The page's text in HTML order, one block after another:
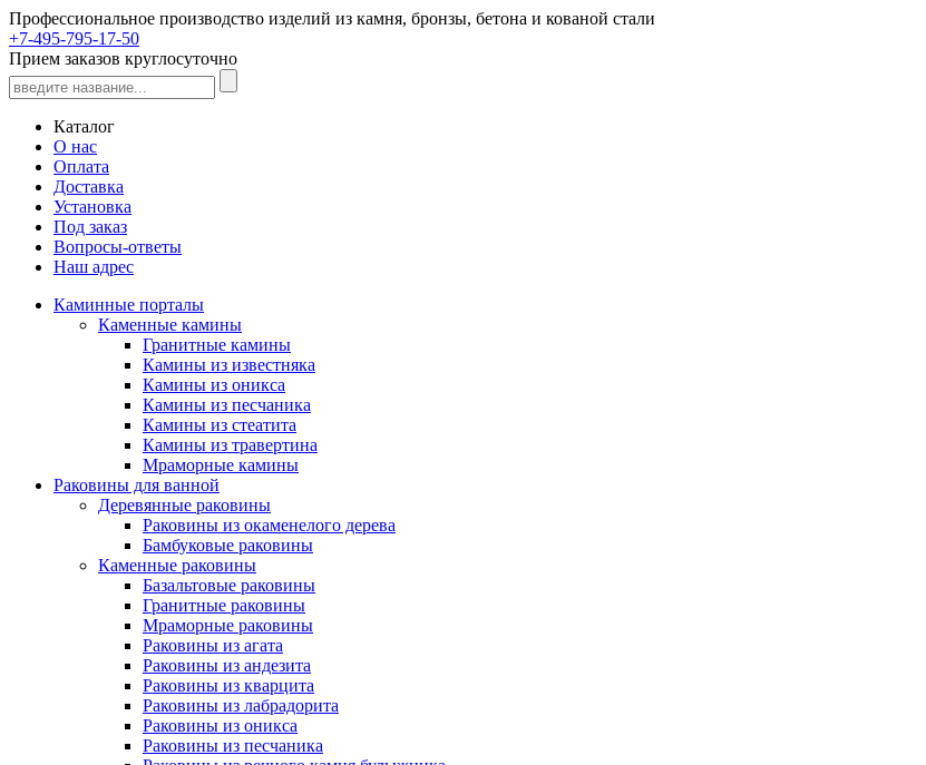
Профессиональное производство изделий из камня, бронзы, бетона и кованой стали
+7-495-795-17-50
Прием заказов круглосуточно
Каталог
О нас
Оплата
Доставка
Установка
Под заказ
Вопросы-ответы
Наш адрес
Каминные порталы
Каменные камины
Гранитные камины
Камины из известняка
Камины из оникса
Камины из песчаника
Камины из стеатита
Камины из травертина
Мраморные камины
Раковины для ванной
Деревянные раковины
Раковины из окаменелого дерева
Бамбуковые раковины
Каменные раковины
Базальтовые раковины
Гранитные раковины
Мраморные раковины
Раковины из агата
Раковины из андезита
Раковины из кварцита
Раковины из лабрадорита
Раковины из оникса
Раковины из песчаника